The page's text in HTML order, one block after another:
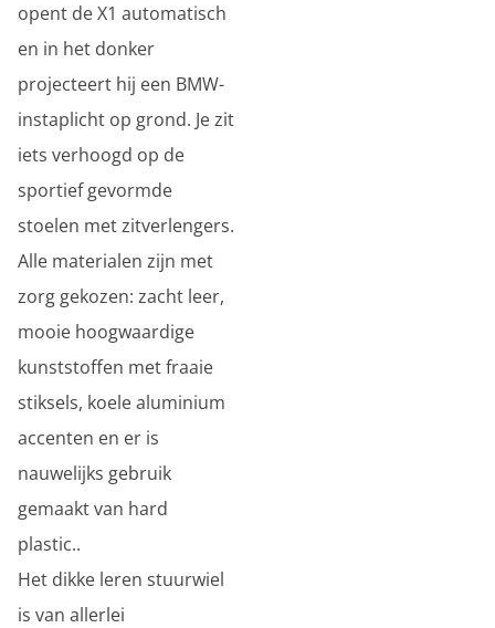
opent de X1 automatisch
en in het donker
projecteert hij een BMW-
instaplicht op grond. Je zit
iets verhoogd op de
sportief gevormde
stoelen met zitverlengers.
Alle materialen zijn met
zorg gekozen: zacht leer,
mooie hoogwaardige
kunststoffen met fraaie
stiksels, koele aluminium
accenten en er is
nauwelijks gebruik
gemaakt van hard
plastic..
Het dikke leren stuurwiel
is van allerlei